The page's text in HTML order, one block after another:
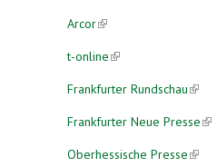
Arcor(link is external)
t-online(link is external)
Frankfurter Rundschau(link
Frankfurter Neue Presse
Oberhessische Presse(link